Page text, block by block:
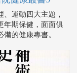
運動四大主題，
年期保健，面面俱
的健康專書。